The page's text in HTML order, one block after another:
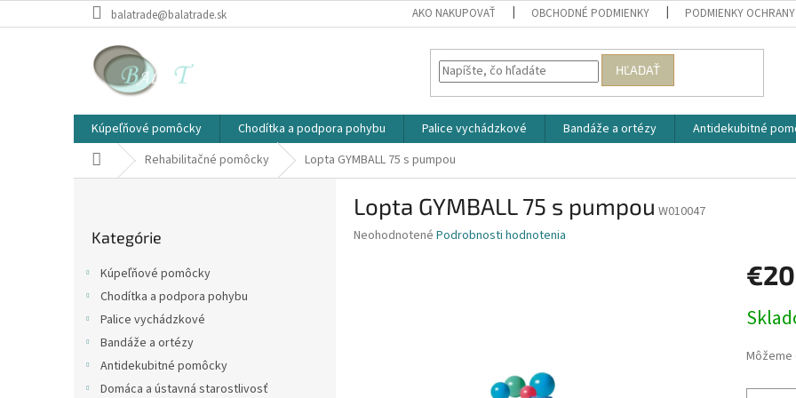
na
balatrade@balatrade.sk AKO NAKUPOVAŤ OBCHODNÉ PODMIENKY PODMIENKY OCHRANY
HĽADAŤ
Kúpeľňové pomôcky Chodítka a podpora pohybu Palice vychádzkové Bandáže a ortézy Antidekubitné
DomovRehabilitačné pomôcky Lopta GYMBALL 75 s pumpou
kategórie
Kategórie
Kúpeľňové pomôcky
Chodítka a podpora pohybu
Palice vychádzkové
Bandáže a ortézy
Antidekubitné pomôcky
Domáca a ústavná starostlivosť
Lopta GYMBALL 75 s pumpou W010047
Priemerné
Neohodnotené Podrobnosti hodnotenia
€20
cena: